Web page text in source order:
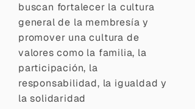
buscan fortalecer la cultura
general de la membresía y
promover una cultura de
valores como la familia, la
participación, la
responsabilidad, la igualdad y
la solidaridad